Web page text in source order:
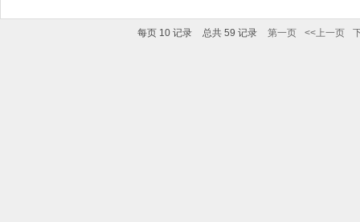
每页 10 记录 总共 59 记录 第一页 <<上一页